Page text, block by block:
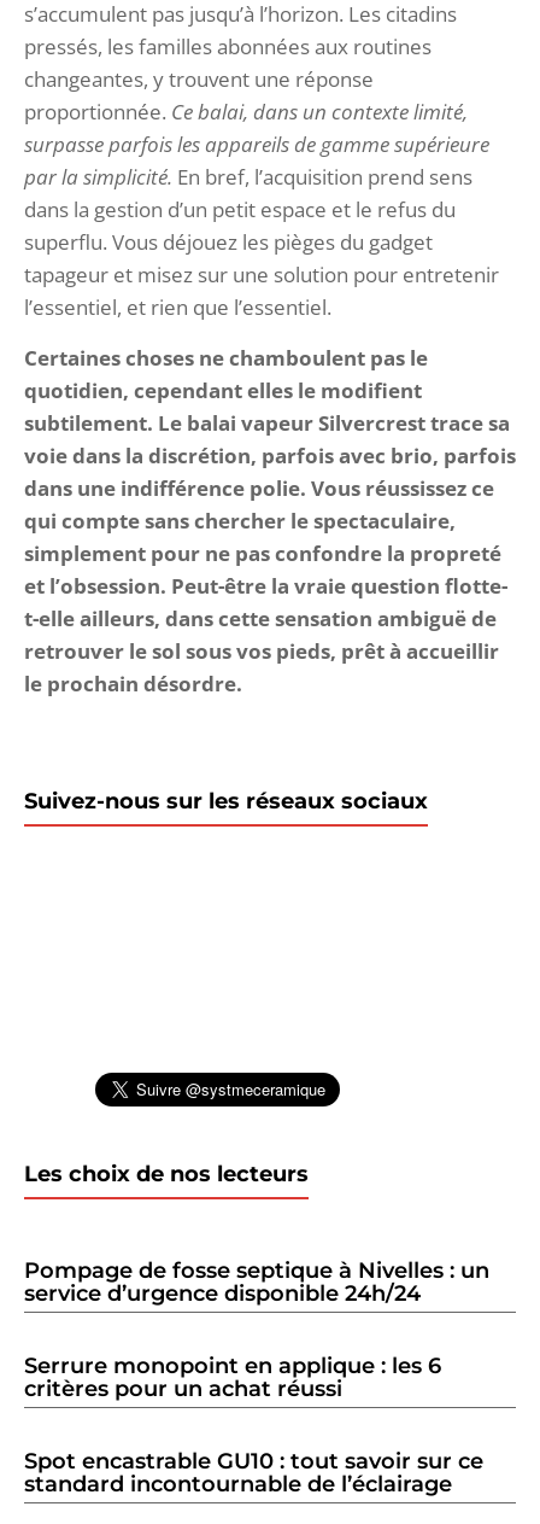
s’accumulent pas jusqu’à l’horizon. Les citadins
pressés, les familles abonnées aux routines
changeantes, y trouvent une réponse
proportionnée. Ce balai, dans un contexte limité,
surpasse parfois les appareils de gamme supérieure
par la simplicité. En bref, l’acquisition prend sens
dans la gestion d’un petit espace et le refus du
superflu. Vous déjouez les pièges du gadget
tapageur et misez sur une solution pour entretenir
l’essentiel, et rien que l’essentiel.
Certaines choses ne chamboulent pas le
quotidien, cependant elles le modifient
subtilement. Le balai vapeur Silvercrest trace sa
voie dans la discrétion, parfois avec brio, parfois
dans une indifférence polie. Vous réussissez ce
qui compte sans chercher le spectaculaire,
simplement pour ne pas confondre la propreté
et l’obsession. Peut-être la vraie question flotte-
t-elle ailleurs, dans cette sensation ambiguë de
retrouver le sol sous vos pieds, prêt à accueillir
le prochain désordre.
Suivez-nous sur les réseaux sociaux
Les choix de nos lecteurs
Pompage de fosse septique à Nivelles : un
service d’urgence disponible 24h/24
Serrure monopoint en applique : les 6
critères pour un achat réussi
Spot encastrable GU10 : tout savoir sur ce
standard incontournable de l’éclairage